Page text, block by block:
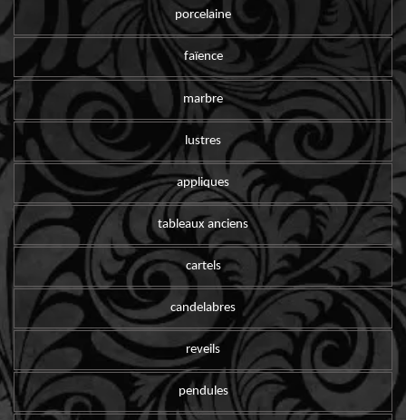
porcelaine
faïence
marbre
lustres
appliques
tableaux anciens
cartels
candelabres
reveils
pendules